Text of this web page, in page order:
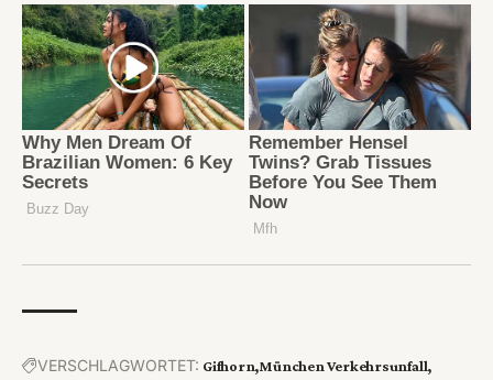
VERSCHLAGWORTET: Gifhorn München Verkehrsunfall